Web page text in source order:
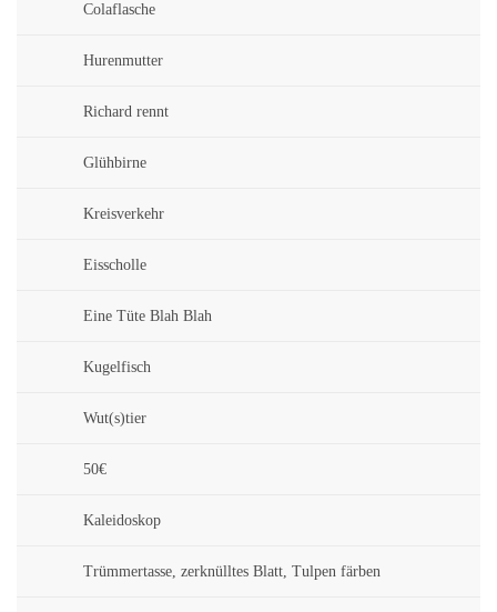
Colaflasche
Hurenmutter
Richard rennt
Glühbirne
Kreisverkehr
Eisscholle
Eine Tüte Blah Blah
Kugelfisch
Wut(s)tier
50€
Kaleidoskop
Trümmertasse, zerknülltes Blatt, Tulpen färben